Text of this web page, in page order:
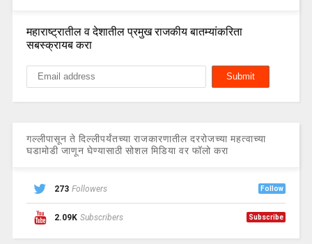
महाराष्ट्रातील व देशातील प्रमुख राजकीय बातम्यांकरिता
सबस्क्रायब करा
गल्लीपासून ते दिल्लीपर्यंतच्या राजकारणातील दररोजच्या महत्वाच्या
घडामोडी जाणून घेण्यासाठी सोशल मिडिया वर फॉलो करा
273 Followers Follow
2.09K Subscribers Subscribe